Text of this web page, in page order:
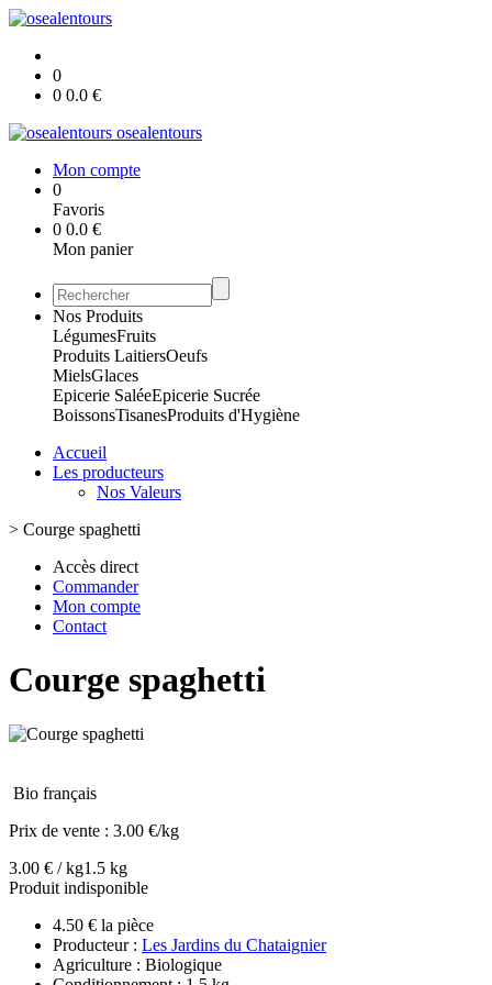
0
0 0.0 €
osealentours
Mon compte
0
Favoris
0 0.0 €
Mon panier
Nos Produits
LégumesFruits
Produits LaitiersOeufs
MielsGlaces
Epicerie SaléeEpicerie Sucrée
BoissonsTisanesProduits d'Hygiène
Accueil
Les producteurs
Nos Valeurs
> Courge spaghetti
Accès direct
Commander
Mon compte
Contact
Courge spaghetti
Bio français
Prix de vente : 3.00 €/kg
3.00 € / kg1.5 kg
Produit indisponible
4.50 € la pièce
Producteur : Les Jardins du Chataignier
Agriculture : Biologique